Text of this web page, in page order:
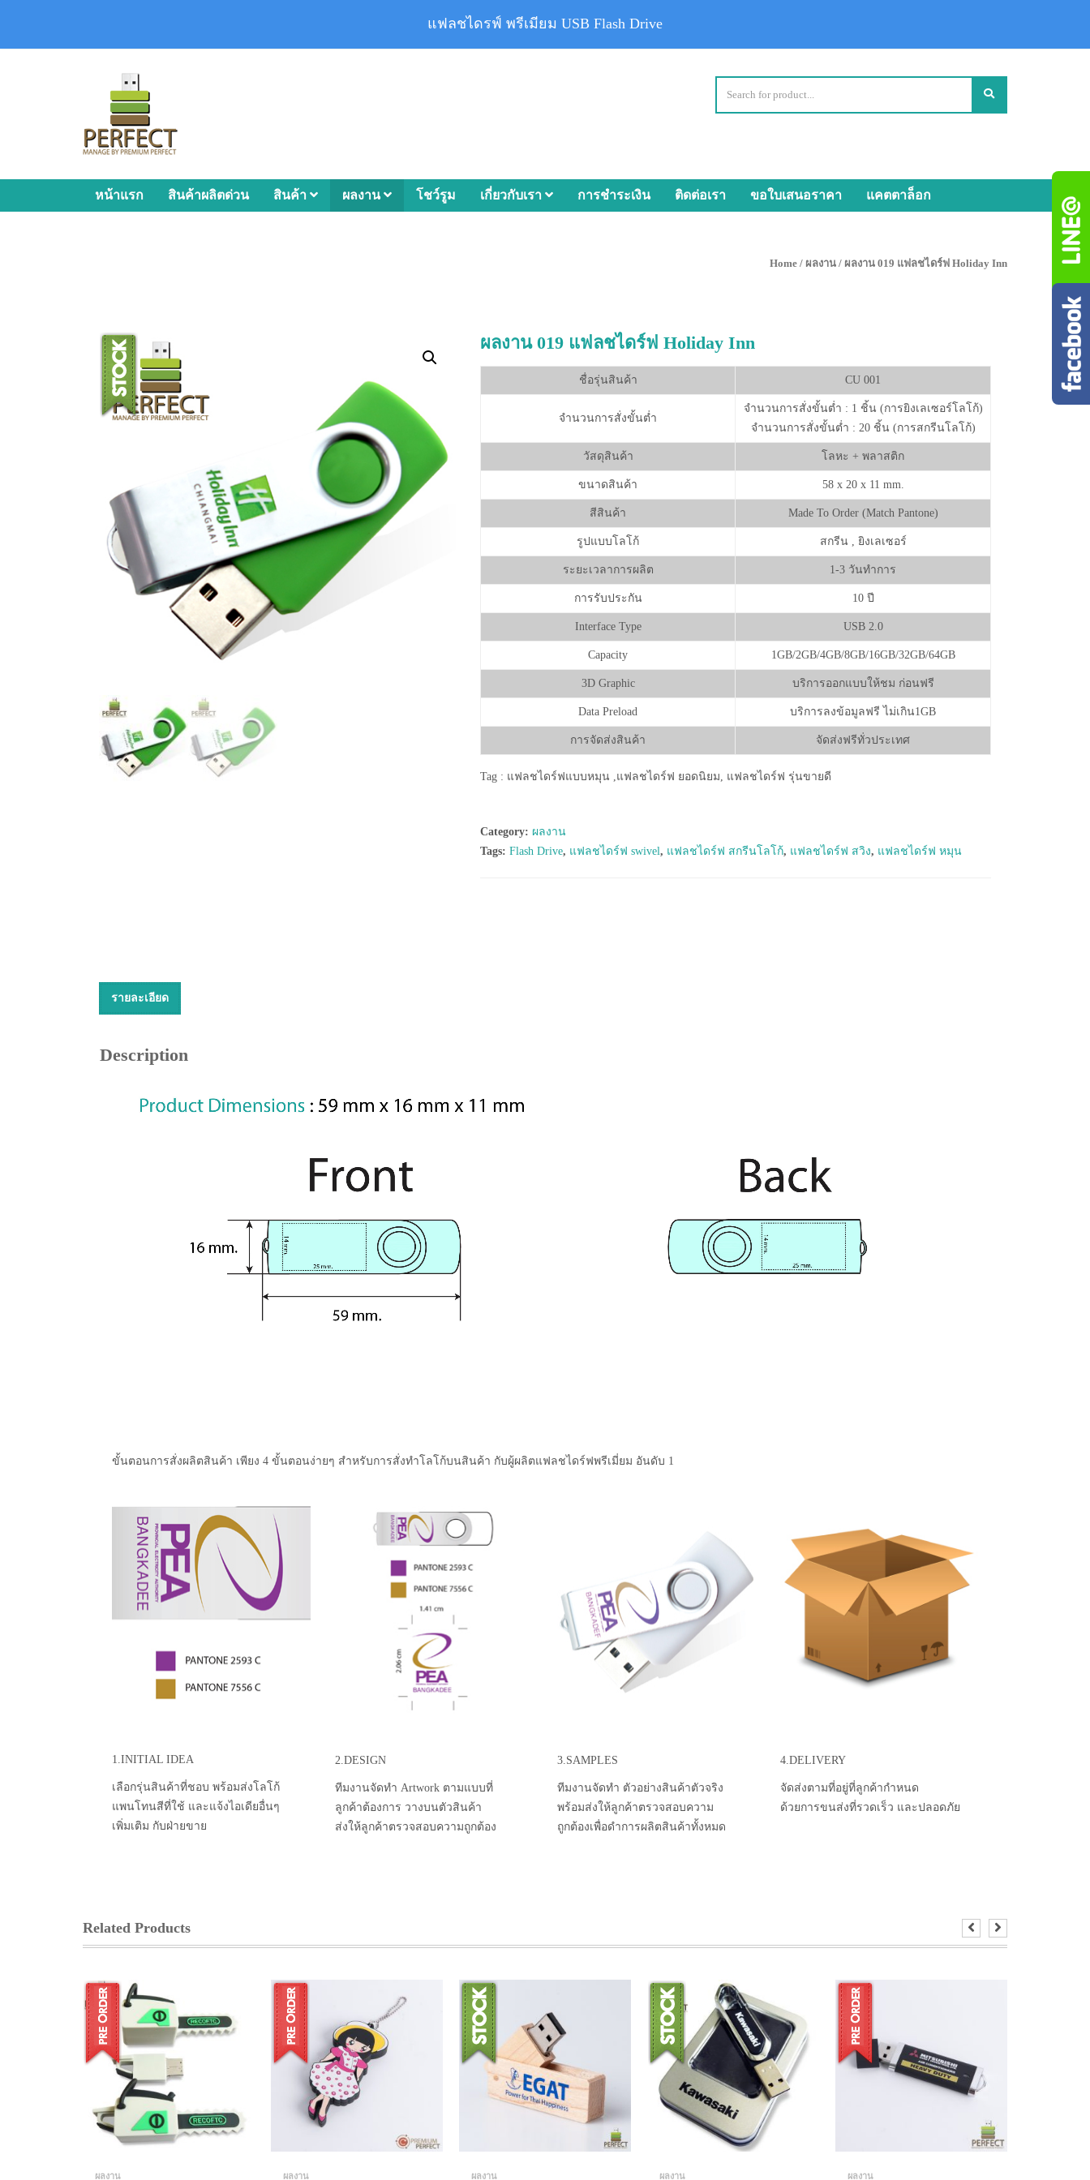
หน้าแรก สินค้าผลิตด่วน สินค้า ผลงาน โชว์รูม เกี่ยวกับเรา การชำระเงิน ติดต่อเรา ขอใบเสนอราคา แคตตาล็อก
Home / ผลงาน / ผลงาน 019 แฟลชไดร์ฟ Holiday Inn
ผลงาน 019 แฟลชไดร์ฟ Holiday Inn
ชื่อรุ่นสินค้า CU 001
จำนวนการสั่งขั้นต่ำ
จำนวนการสั่งขั้นต่ำ : 1 ชิ้น (การยิงเลเซอร์โลโก้)
จำนวนการสั่งขั้นต่ำ : 20 ชิ้น (การสกรีนโลโก้)
วัสดุสินค้า โลหะ + พลาสติก
ขนาดสินค้า 58 x 20 x 11 mm.
สีสินค้า Made To Order (Match Pantone)
รูปแบบโลโก้ สกรีน , ยิงเลเซอร์
ระยะเวลาการผลิต 1-3 วันทำการ
การรับประกัน 10 ปี
Interface Type USB 2.0
Capacity 1GB/2GB/4GB/8GB/16GB/32GB/64GB
3D Graphic บริการออกแบบให้ชม ก่อนฟรี
Data Preload บริการลงข้อมูลฟรี ไม่เกิน1GB
การจัดส่งสินค้า จัดส่งฟรีทั่วประเทศ
Tag : แฟลชไดร์ฟแบบหมุน ,แฟลชไดร์ฟ ยอดนิยม, แฟลชไดร์ฟ รุ่นขายดี
Category: ผลงาน
Tags: Flash Drive, แฟลชไดร์ฟ swivel, แฟลชไดร์ฟ สกรีนโลโก้, แฟลชไดร์ฟ สวิง, แฟลชไดร์ฟ หมุน
รายละเอียด
Description
ขั้นตอนการสั่งผลิตสินค้า เพียง 4 ขั้นตอนง่ายๆ สำหรับการสั่งทำโลโก้บนสินค้า กับผู้ผลิตแฟลชไดร์ฟพรีเมี่ยม อันดับ 1
1.INITIAL IDEA
เลือกรุ่นสินค้าที่ชอบ พร้อมส่งโลโก้
แพนโทนสีที่ใช้ และแจ้งไอเดียอื่นๆ
เพิ่มเติม กับฝ่ายขาย
2.DESIGN
ทีมงานจัดทำ Artwork ตามแบบที่
ลูกค้าต้องการ วางบนตัวสินค้า
ส่งให้ลูกค้าตรวจสอบความถูกต้อง
3.SAMPLES
ทีมงานจัดทำ ตัวอย่างสินค้าตัวจริง
พร้อมส่งให้ลูกค้าตรวจสอบความ
ถูกต้องเพื่อดำการผลิตสินค้าทั้งหมด
4.DELIVERY
จัดส่งตามที่อยู่ที่ลูกค้ากำหนด
ด้วยการขนส่งที่รวดเร็ว และปลอดภัย
Related Products
ผลงาน ผลงาน ผลงาน ผลงาน ผลงาน
แฟลชไดรฟ์ พรีเมียม USB Flash Drive